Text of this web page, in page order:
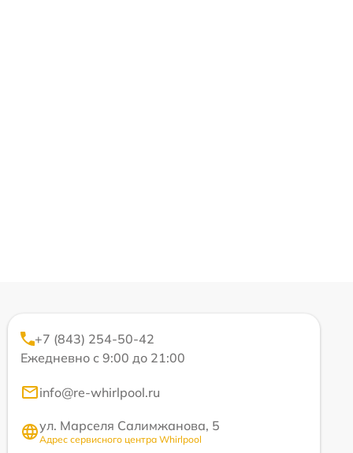
+7 (843) 254-50-42
Ежедневно с 9:00 до 21:00
info@re-whirlpool.ru
ул. Марселя Салимжанова, 5
Адрес сервисного центра Whirlpool